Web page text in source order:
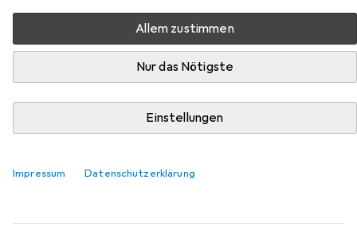
Allem zustimmen
Nur das Nötigste
Einstellungen
Impressum Datenschutzerklärung
Relevanz
EUR
31,81